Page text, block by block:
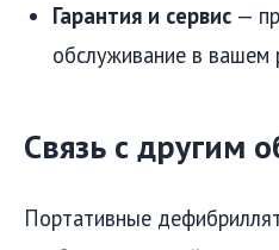
Гарантия и сервис —
обслуживание в вашем
Связь с другим
Портативные